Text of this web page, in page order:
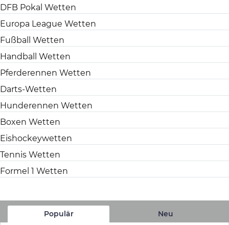
DFB Pokal Wetten
Europa League Wetten
Fußball Wetten
Handball Wetten
Pferderennen Wetten
Darts-Wetten
Hunderennen Wetten
Boxen Wetten
Eishockeywetten
Tennis Wetten
Formel 1 Wetten
Populär Neu